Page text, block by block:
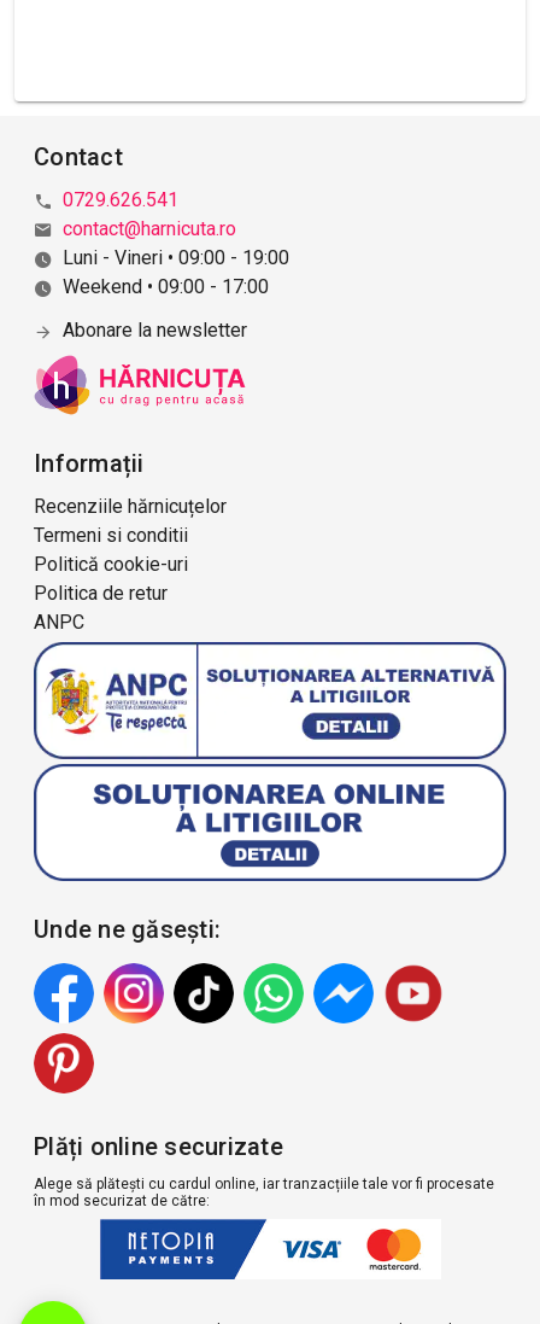
Contact
0729.626.541
contact@harnicuta.ro
Luni - Vineri • 09:00 - 19:00
Weekend • 09:00 - 17:00
Abonare la newsletter
Informații
Recenziile hărnicuțelor
Termeni si conditii
Politică cookie-uri
Politica de retur
ANPC
Unde ne găsești:
Plăți online securizate
Alege să plătești cu cardul online, iar tranzacțiile tale vor fi procesate
în mod securizat de către: